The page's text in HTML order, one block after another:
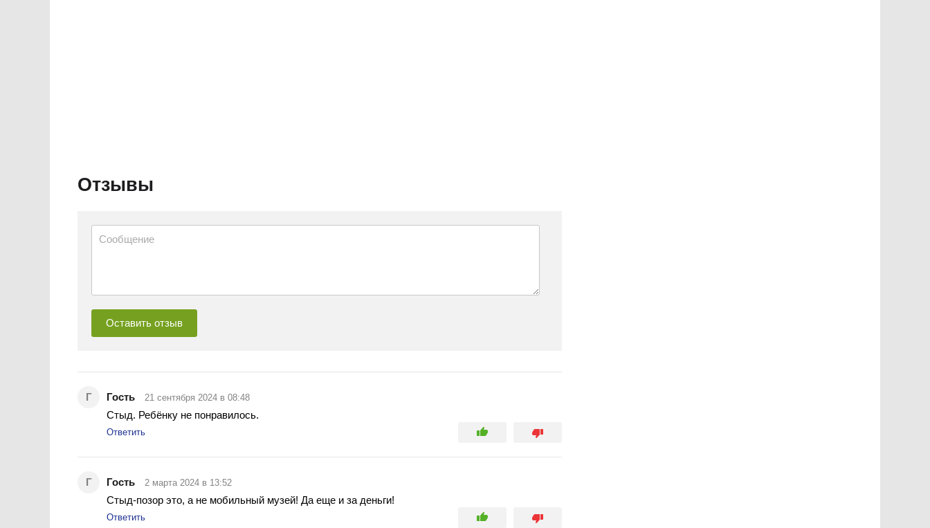
Отзывы
Гость 21 сентября 2024 в 08:48
Стыд. Ребёнку не понравилось.
Ответить
Гость 2 марта 2024 в 13:52
Стыд-позор это, а не мобильный музей! Да еще и за деньги!
Ответить